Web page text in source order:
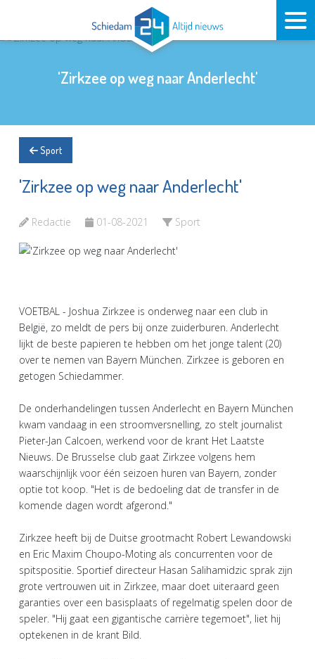
'Zirkzee op weg naar Anderlecht'
Sport
'Zirkzee op weg naar Anderlecht'
Redactie 01-08-2021 Sport
VOETBAL - Joshua Zirkzee is onderweg naar een club in
België, zo meldt de pers bij onze zuiderburen. Anderlecht
lijkt de beste papieren te hebben om het jonge talent (20)
over te nemen van Bayern München. Zirkzee is geboren en
getogen Schiedammer.
De onderhandelingen tussen Anderlecht en Bayern München
kwam vandaag in een stroomversnelling, zo stelt journalist
Pieter-Jan Calcoen, werkend voor de krant Het Laatste
Nieuws. De Brusselse club gaat Zirkzee volgens hem
waarschijnlijk voor één seizoen huren van Bayern, zonder
optie tot koop. "Het is de bedoeling dat de transfer in de
komende dagen wordt afgerond."
Zirkzee heeft bij de Duitse grootmacht Robert Lewandowski
en Eric Maxim Choupo-Moting als concurrenten voor de
spitspositie. Sportief directeur Hasan Salihamidzic sprak zijn
grote vertrouwen uit in Zirkzee, maar doet uiteraard geen
garanties over een basisplaats of regelmatig spelen door de
speler. "Hij gaat een gigantische carrière tegemoet", liet hij
optekenen in de krant Bild.